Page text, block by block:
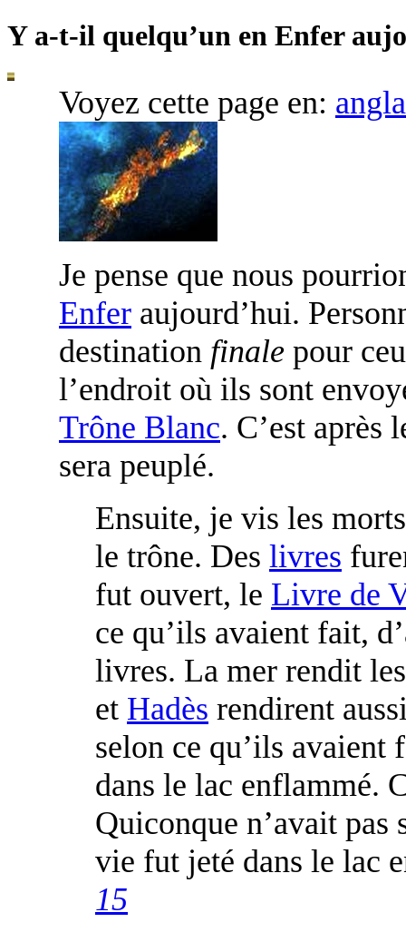
Y a-t-il quelqu’un en Enfer
Voyez cette page en:
Je pense que nous
Enfer aujourd’hui.
destination finale pour
l’endroit où ils sont
Trône Blanc. C’est après
sera peuplé.
Ensuite, je vis les
le trône. Des livres
fut ouvert, le Livre de
ce qu’ils avaient fait,
livres. La mer rendit
et Hadès rendirent
selon ce qu’ils
dans le lac enflammé.
Quiconque n’avait
vie fut jeté dans le lac
15